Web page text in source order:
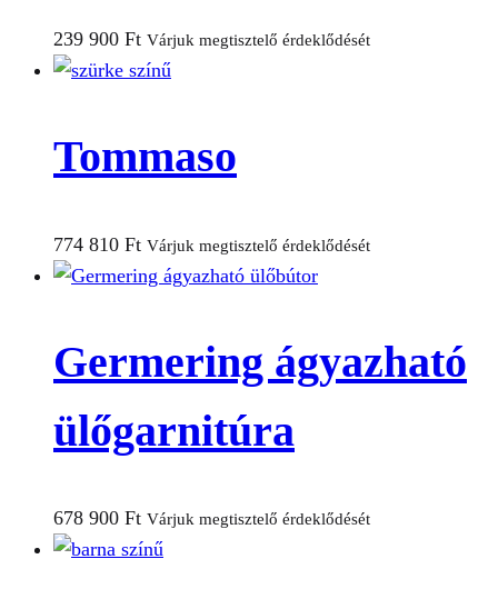
239 900 Ft Várjuk megtisztelő érdeklődését
Tommaso
774 810 Ft Várjuk megtisztelő érdeklődését
Germering ágyazható
ülőgarnitúra
678 900 Ft Várjuk megtisztelő érdeklődését